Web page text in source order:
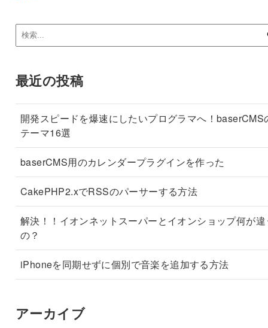
最近の投稿
開発スピードを爆速にしたいプログラマへ！baserCMS
テーマ16選
baserCMS用のカレンダープラグインを作った
CakePHP2.xでRSSのパーサーする方法
解決！！イオンネットスーパーとイオンショップ何が違
の？
iPhoneを同期せずに個別で音楽を追加する方法
アーカイブ